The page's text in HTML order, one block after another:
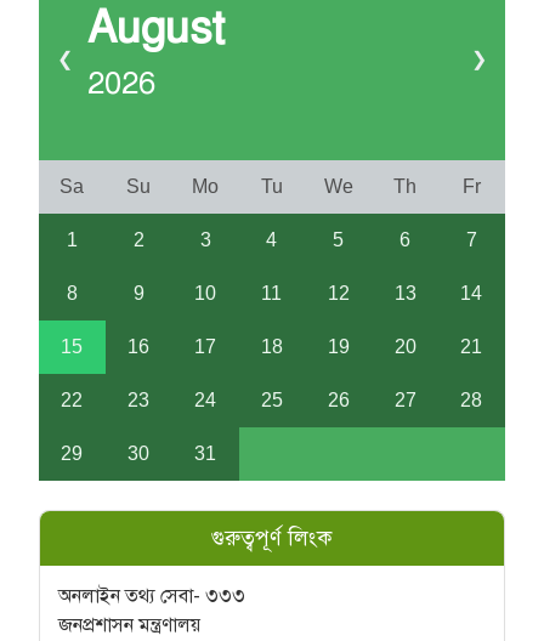
August
2026
❮ ❯
Sa Su Mo Tu We Th Fr
1 2 3 4 5 6 7
8 9 10 11 12 13 14
15 16 17 18 19 20 21
22 23 24 25 26 27 28
29 30 31
গুরুত্বপূর্ণ লিংক
অনলাইন তথ্য সেবা- ৩৩৩
জনপ্রশাসন মন্ত্রণালয়